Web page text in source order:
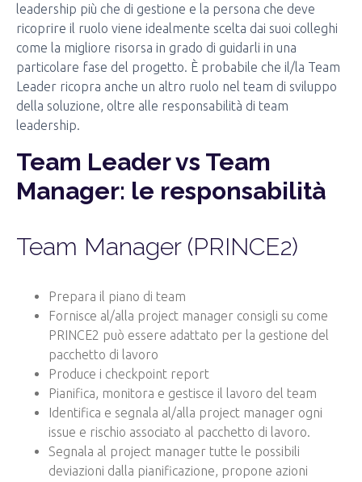
leadership più che di gestione e la persona che deve
ricoprire il ruolo viene idealmente scelta dai suoi colleghi
come la migliore risorsa in grado di guidarli in una
particolare fase del progetto. È probabile che il/la Team
Leader ricopra anche un altro ruolo nel team di sviluppo
della soluzione, oltre alle responsabilità di team
leadership.
Team Leader vs Team
Manager: le responsabilità
Team Manager (PRINCE2)
Prepara il piano di team
Fornisce al/alla project manager consigli su come
PRINCE2 può essere adattato per la gestione del
pacchetto di lavoro
Produce i checkpoint report
Pianifica, monitora e gestisce il lavoro del team
Identifica e segnala al/alla project manager ogni
issue e rischio associato al pacchetto di lavoro.
Segnala al project manager tutte le possibili
deviazioni dalla pianificazione, propone azioni